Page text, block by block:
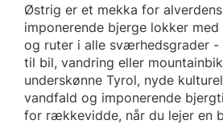
Østrig er et mekka for
imponerende bjerge lokker
og ruter i alle sværhedsgrader -
til bil, vandring eller
underskønne Tyrol, nyde
vandfald og imponerende
for rækkevidde, når du lejer en